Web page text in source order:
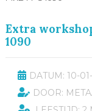
Extra
1090
DATUM: 10-
DOOR: